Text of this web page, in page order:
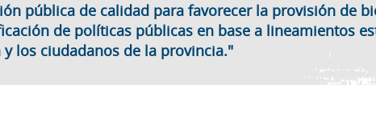
pública de calidad para favorecer la provisión de
de políticas públicas en base a lineamientos
los ciudadanos de la provincia."